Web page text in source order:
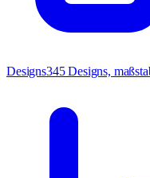
Designs345 Designs,